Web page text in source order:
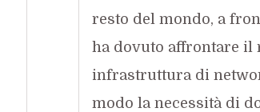
resto del mondo, a
ha dovuto affrontare
infrastruttura di
modo la necessità di